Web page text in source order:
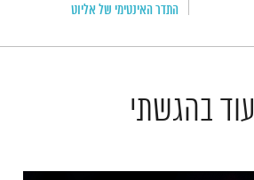
התדר האינטימי של אליוט
עוד בהגשתי